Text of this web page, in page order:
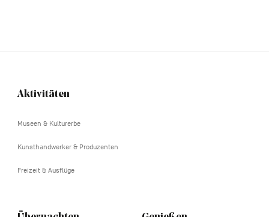
Navigation
Aktivitäten
Museen & Kulturerbe
Kunsthandwerker & Produzenten
Freizeit & Ausflüge